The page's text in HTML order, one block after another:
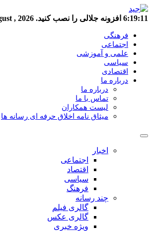
6:19:12 افزونه جلالی را نصب کنید. , 2026
فرهنگی
اجتماعی
علمی و آموزشی
سیاسی
اقتصادی
درباره ما
درباره ما
تماس با ما
لیست همکاران
میثاق نامه اخلاق حرفه ای رسانه ها
اخبار
اجتماعی
اقتصاد
سیاسی
فرهنگ
چند رسانه
گالری فیلم
گالری عکس
ویژه خبری